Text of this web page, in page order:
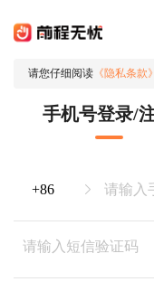
请您仔细阅读 《隐私条款》
手机号登录/